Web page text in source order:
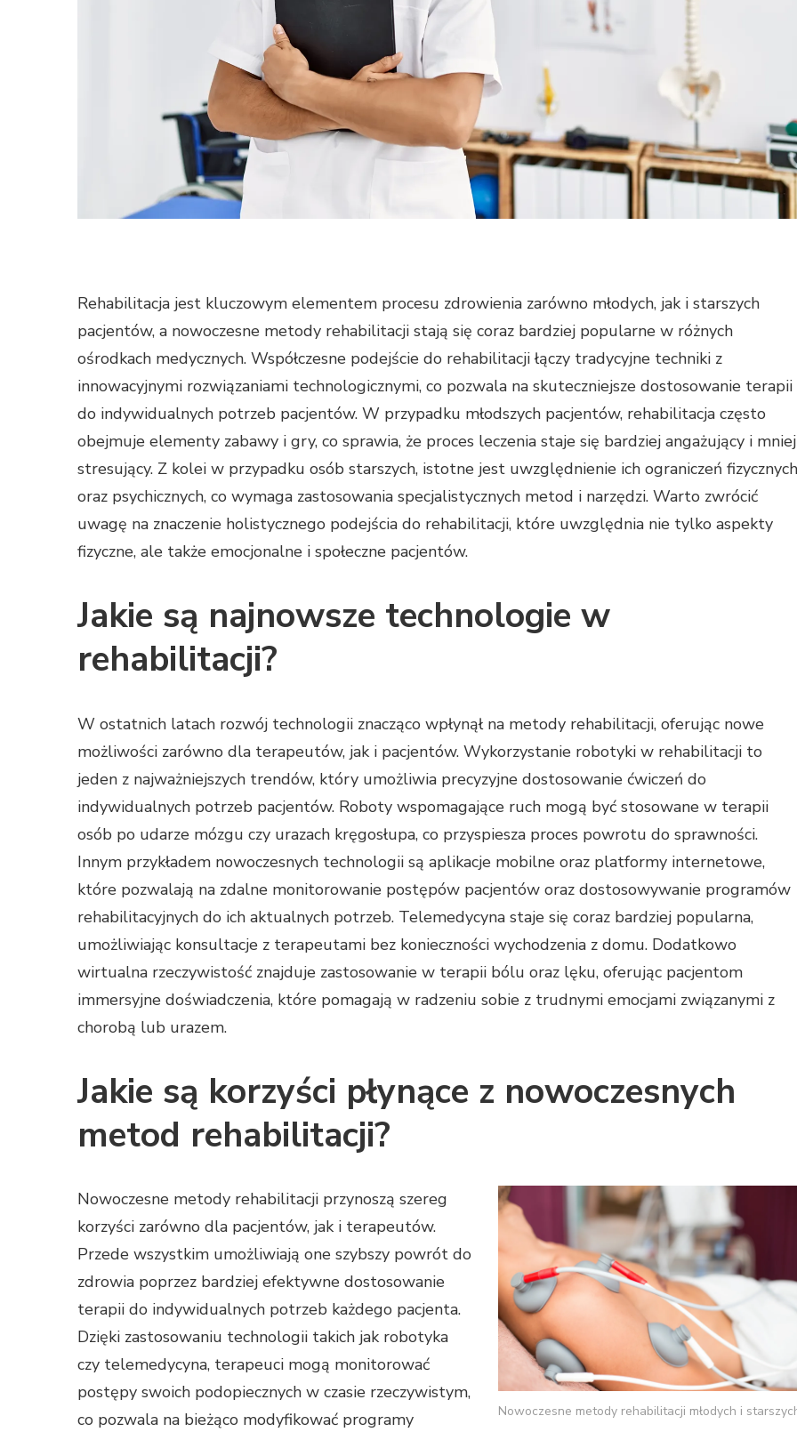
Rehabilitacja jest kluczowym elementem procesu zdrowienia zarówno młodych, jak i starszych
pacjentów, a nowoczesne metody rehabilitacji stają się coraz bardziej popularne w różnych
ośrodkach medycznych. Współczesne podejście do rehabilitacji łączy tradycyjne techniki z
innowacyjnymi rozwiązaniami technologicznymi, co pozwala na skuteczniejsze dostosowanie terapii
do indywidualnych potrzeb pacjentów. W przypadku młodszych pacjentów, rehabilitacja często
obejmuje elementy zabawy i gry, co sprawia, że proces leczenia staje się bardziej angażujący i mniej
stresujący. Z kolei w przypadku osób starszych, istotne jest uwzględnienie ich ograniczeń fizycznych
oraz psychicznych, co wymaga zastosowania specjalistycznych metod i narzędzi. Warto zwrócić
uwagę na znaczenie holistycznego podejścia do rehabilitacji, które uwzględnia nie tylko aspekty
fizyczne, ale także emocjonalne i społeczne pacjentów.
Jakie są najnowsze technologie w
rehabilitacji?
W ostatnich latach rozwój technologii znacząco wpłynął na metody rehabilitacji, oferując nowe
możliwości zarówno dla terapeutów, jak i pacjentów. Wykorzystanie robotyki w rehabilitacji to
jeden z najważniejszych trendów, który umożliwia precyzyjne dostosowanie ćwiczeń do
indywidualnych potrzeb pacjentów. Roboty wspomagające ruch mogą być stosowane w terapii
osób po udarze mózgu czy urazach kręgosłupa, co przyspiesza proces powrotu do sprawności.
Innym przykładem nowoczesnych technologii są aplikacje mobilne oraz platformy internetowe,
które pozwalają na zdalne monitorowanie postępów pacjentów oraz dostosowywanie programów
rehabilitacyjnych do ich aktualnych potrzeb. Telemedycyna staje się coraz bardziej popularna,
umożliwiając konsultacje z terapeutami bez konieczności wychodzenia z domu. Dodatkowo
wirtualna rzeczywistość znajduje zastosowanie w terapii bólu oraz lęku, oferując pacjentom
immersyjne doświadczenia, które pomagają w radzeniu sobie z trudnymi emocjami związanymi z
chorobą lub urazem.
Jakie są korzyści płynące z nowoczesnych
metod rehabilitacji?
Nowoczesne metody rehabilitacji młodych i
Nowoczesne metody rehabilitacji przynoszą szereg
korzyści zarówno dla pacjentów, jak i terapeutów.
Przede wszystkim umożliwiają one szybszy powrót do
zdrowia poprzez bardziej efektywne dostosowanie
terapii do indywidualnych potrzeb każdego pacjenta.
Dzięki zastosowaniu technologii takich jak robotyka
czy telemedycyna, terapeuci mogą monitorować
postępy swoich podopiecznych w czasie rzeczywistym,
co pozwala na bieżąco modyfikować programy